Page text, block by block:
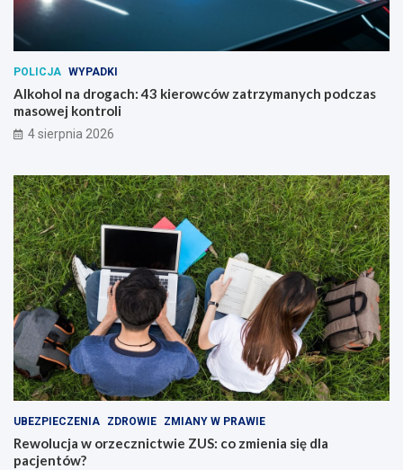
POLICJA WYPADKI
Alkohol na drogach: 43 kierowców zatrzymanych podczas
masowej kontroli
4 sierpnia 2026
UBEZPIECZENIA ZDROWIE ZMIANY W PRAWIE
Rewolucja w orzecznictwie ZUS: co zmienia się dla
pacjentów?